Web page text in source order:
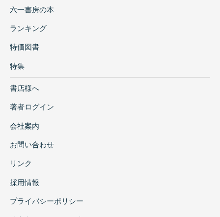
六一書房の本
ランキング
特価図書
特集
書店様へ
著者ログイン
会社案内
お問い合わせ
リンク
採用情報
プライバシーポリシー